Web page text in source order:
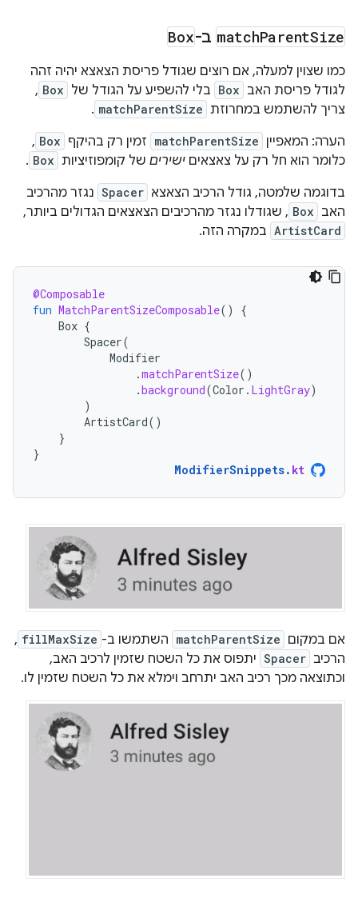
matchParentSize ב-Box
כמו שצוין למעלה, אם רוצים שגודל פריסת הצאצא יהיה זהה
לגודל פריסת האב Box בלי להשפיע על הגודל של Box
,
צריך להשתמש במחרוזת matchParentSize
.
הערה: המאפיין matchParentSize זמין רק בהיקף Box
,
כלומר הוא חל רק על צאצאים ישירים של קומפוזיציות Box
.
בדוגמה שלמטה, גודל הרכיב הצאצא Spacer נגזר מהרכיב
האב Box , שגודלו נגזר מהרכיבים הצאצאים הגדולים ביותר,
ArtistCard במקרה הזה.
@Composable
fun MatchParentSizeComposable()
{
Box {
Spacer(
Modifier
.matchParentSize()
.background(Color . LightGray)
)
ArtistCard()
}
}
ModifierSnippets. kt
אם במקום matchParentSize השתמשו ב- fillMaxSize
,
הרכיב Spacer יתפוס את כל השטח שזמין לרכיב האב,
וכתוצאה מכך רכיב האב יתרחב וימלא את כל השטח שזמין לו.